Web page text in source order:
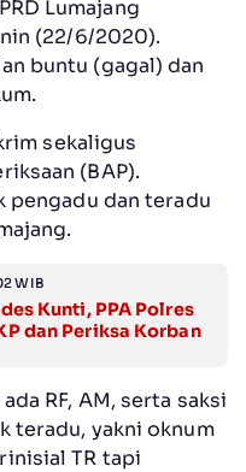
Lumajang
(22/6/2020).
buntu (gagal) dan
sekaligus
(BAP).
pengadu dan teradu
WIB
Kunti, PPA Polres
dan Periksa Korban
RF, AM, serta saksi
teradu, yakni oknum
TR tapi